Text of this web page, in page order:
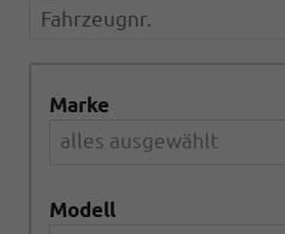
Fahrzeugnr.
Marke
alles ausgewählt
Modell